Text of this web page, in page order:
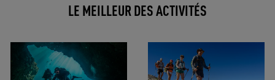
LE MEILLEUR DES ACTIVITÉS